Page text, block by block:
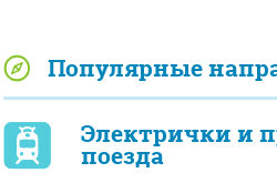
Популярные
Электрички и
поезда